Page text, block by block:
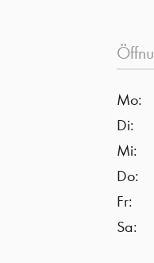
Mo:
Di:
Mi:
Do:
Fr:
Sa: